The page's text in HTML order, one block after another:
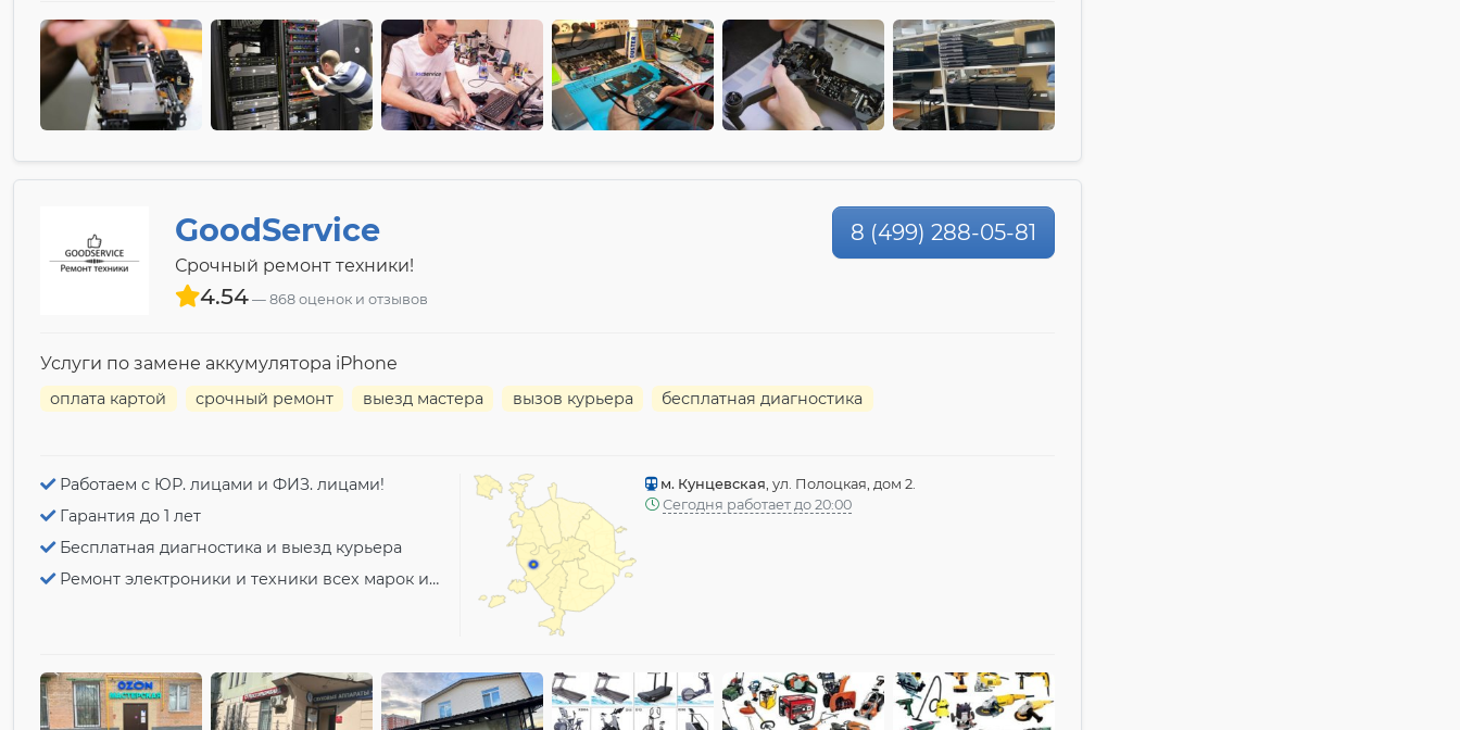
GoodService
Срочный ремонт техники!
4.54 868 оценок и отзывов
8 (499) 288-05-81
Услуги по замене аккумулятора iPhone
оплата картой срочный ремонт выезд мастера вызов курьера бесплатная диагностика
Работаем с ЮР. лицами и ФИЗ. лицами!
Гарантия до 1 лет
Бесплатная диагностика и выезд курьера
Ремонт электроники и техники всех марок и моделей!
м. Кунцевская , ул. Полоцкая, дом 2.
Сегодня работает до 20:00